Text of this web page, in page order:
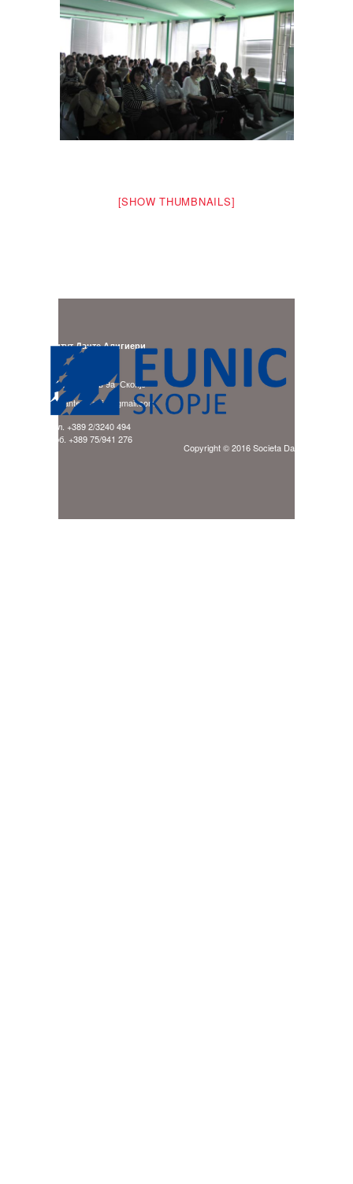
[SHOW THUMBNAILS]
Copyright © 2016 Societa Dante Alighieri
Институт Данте Алигиери
бул. Гоце Делчев 9a, Скопје
E-mail: ladante.skopje@gmail.com
тел. +389 2/3240 494
моб. +389 75/941 276